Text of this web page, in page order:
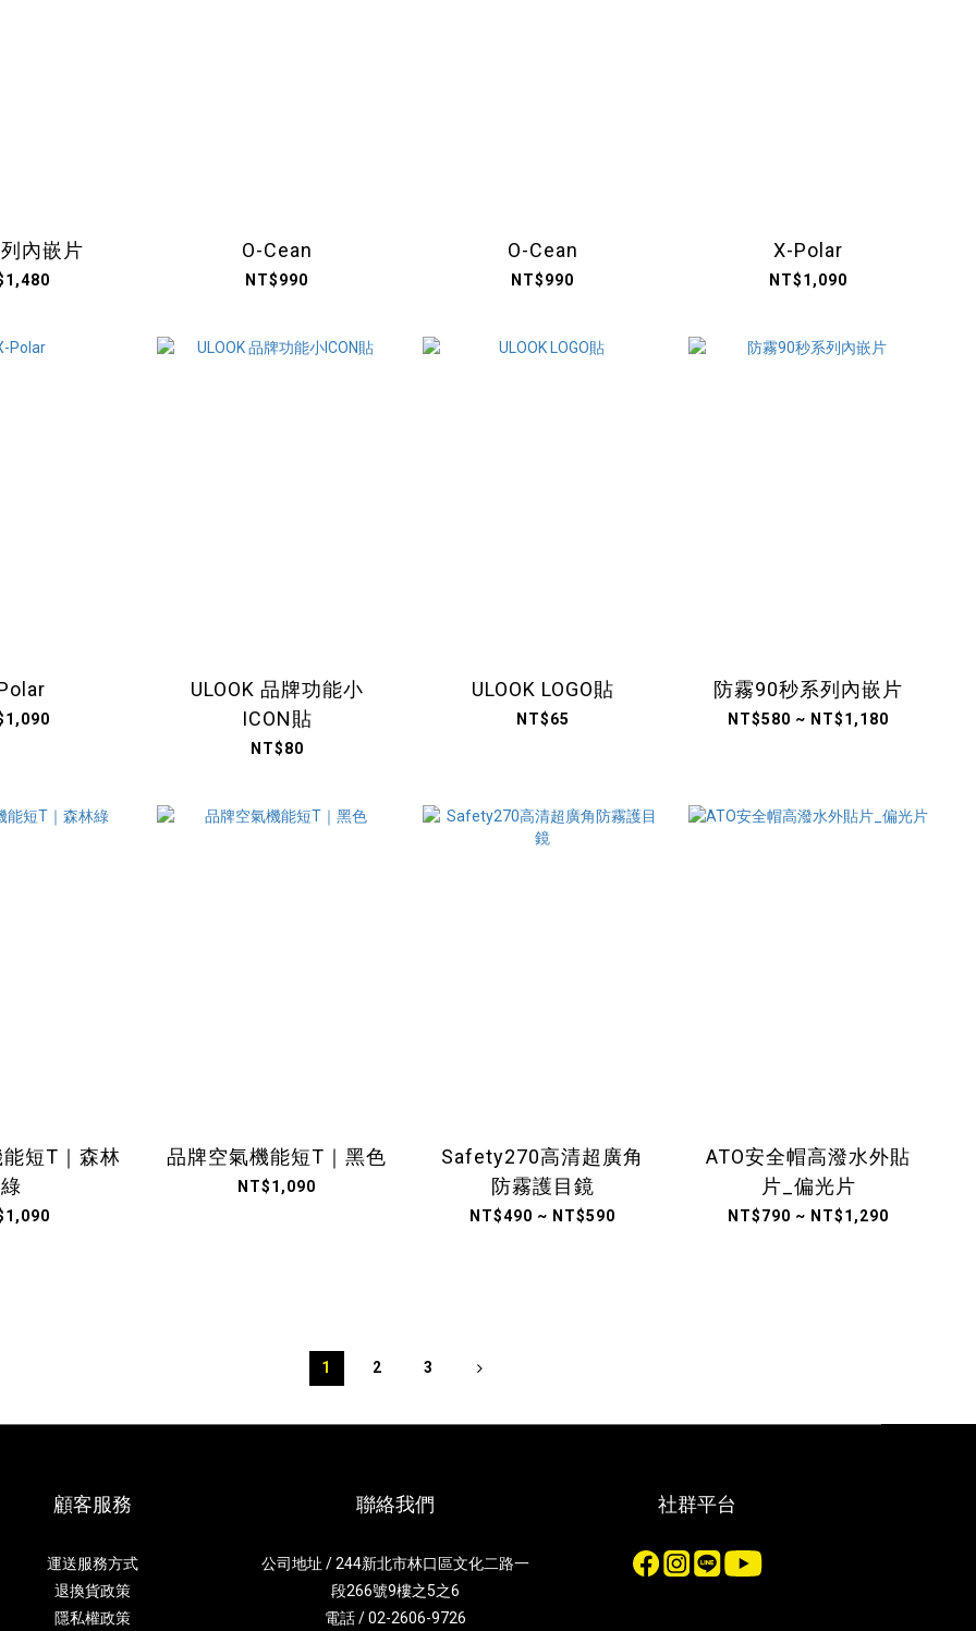
內嵌片 O-Cean
NT$990
O-Cean
NT$990
X-Polar
NT$1,090
ULOOK 品牌功能小
ICON貼
NT$80
ULOOK LOGO貼
NT$65
防霧90秒系列內嵌片
NT$580 ~ NT$1,180
短T｜森林
綠
品牌空氣機能短T｜黑色
NT$1,090
Safety270高清超廣角
防霧護目鏡
NT$490 ~ NT$590
ATO安全帽高潑水外貼
片_偏光片
NT$790 ~ NT$1,290
1 2 3
顧客服務
運送服務方式
退換貨政策
隱私權政策
聯絡我們
公司地址 / 244新北市林口區文化二路一
段266號9樓之5之6
電話 / 02-2606-9726
社群平台